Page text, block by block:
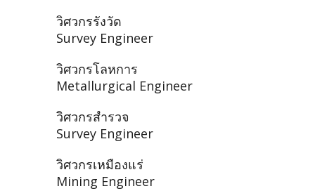
วิศวกรรังวัด
Survey Engineer
วิศวกรโลหการ
Metallurgical Engineer
วิศวกรสำรวจ
Survey Engineer
วิศวกรเหมืองแร่
Mining Engineer